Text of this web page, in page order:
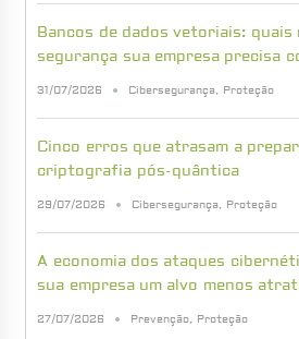
Bancos de dados vetoriais: quais
segurança sua empresa precisa
31/07/2026 Cibersegurança, Proteção
Cinco erros que atrasam a
criptografia pós-quântica
29/07/2026 Cibersegurança, Proteção
A economia dos ataques
sua empresa um alvo menos
27/07/2026 Prevenção, Proteção